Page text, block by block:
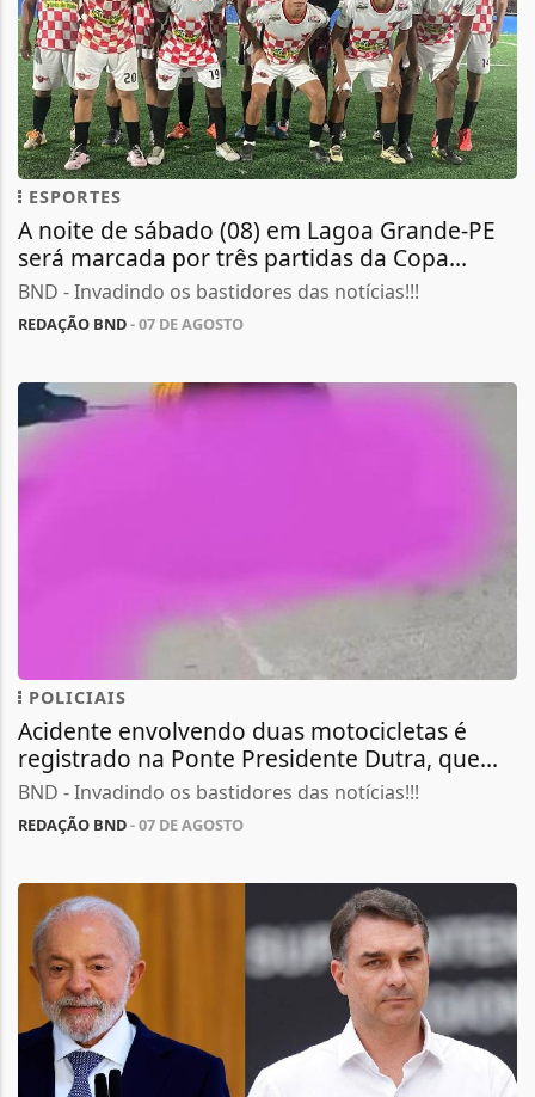
ESPORTES
A noite de sábado (08) em Lagoa Grande-PE
será marcada por três partidas da Copa...
BND - Invadindo os bastidores das notícias!!!
REDAÇÃO BND- 07 DE AGOSTO
POLICIAIS
Acidente envolvendo duas motocicletas é
registrado na Ponte Presidente Dutra, que...
BND - Invadindo os bastidores das notícias!!!
REDAÇÃO BND- 07 DE AGOSTO